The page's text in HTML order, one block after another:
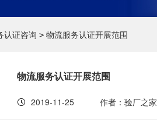
认证咨询 > 物流服务认证开展范围
物流服务认证开展范围
2019-11-25 作者：验厂之家